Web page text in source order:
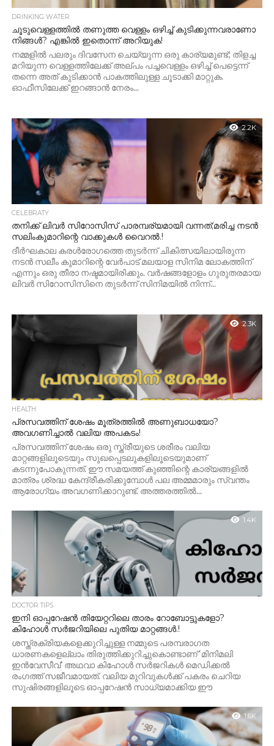
DRINKING WATER
ചൂടുവെള്ളത്തിൽ തണുത്ത വെള്ളം ഒഴിച്ച് കുടിക്കുന്നവരാണോ
നിങ്ങൾ? എങ്കിൽ ഇതൊന്ന് അറിയുക!
നമ്മളിൽ പലരും ദിവസേന ചെയ്യുന്ന ഒരു കാര്യമുണ്ട്; തിളച്ച
മറിയുന്ന വെള്ളത്തിലേക്ക് അല്പം പച്ചവെള്ളം ഒഴിച്ച് പെട്ടെന്ന്
തന്നെ അത് കുടിക്കാൻ പാകത്തിലുള്ള ചൂടാക്കി മാറ്റുക.
ഓഫീസിലേക്ക് ഇറങ്ങാൻ നേരം...
2.2K
CELEBRATY
തനിക്ക് ലിവര്‍ സിറോസിസ് പാരമ്പര്യമായി വന്നത്;മരിച്ച നടൻ
സലിംകുമാറിന്റെ വാക്കുകൾ വൈറൽ.!
ദീർഘകാല കരൾരോ​ഗത്തെ തുടർന്ന് ചികിത്സയിലായിരുന്ന
നടൻ സലീം കുമാറിന്റെ വേർപാട് മലയാള സിനിമ ലോകത്തിന്
എന്നും ഒരു തീരാ നഷ്ടമായിരിക്കും. വർഷങ്ങളോളം ​ഗുരുതരമായ
ലിവർ സിറോസിസിനെ തുടർന്ന് സിനിമയിൽ നിന്ന്...
2.3K
HEALTH
പ്രസവത്തിന് ശേഷം മൂത്രത്തിൽ അണുബാധയോ?
അവഗണിച്ചാൽ വലിയ അപകടം!
പ്രസവത്തിന് ശേഷം ഒരു സ്ത്രീയുടെ ശരീരം വലിയ
മാറ്റങ്ങളിലൂടെയും സുഖപ്പെടലുകളിലൂടെയുമാണ്
കടന്നുപോകുന്നത്. ഈ സമയത്ത് കുഞ്ഞിന്റെ കാര്യങ്ങളിൽ
മാത്രം ശ്രദ്ധ കേന്ദ്രീകരിക്കുമ്പോൾ പല അമ്മമാരും സ്വന്തം
ആരോഗ്യം അവഗണിക്കാറുണ്ട്. അത്തരത്തിൽ...
1.4K
DOCTOR TIPS
ഇനി ഓപ്പറേഷൻ തിയേറ്ററിലെ താരം റോബോട്ടുകളോ?
കിഹോൾ സർജറിയിലെ പുതിയ മാറ്റങ്ങൾ.!
ശസ്ത്രക്രിയകളെക്കുറിച്ചുള്ള നമ്മുടെ പരമ്പരാഗത
ധാരണകളെല്ലാം തിരുത്തിക്കുറിച്ചുകൊണ്ടാണ് ‘മിനിമലി
ഇൻവേസീവ്’ അഥവാ കിഹോൾ സർജറികൾ മെഡിക്കൽ
രംഗത്ത് സജീവമായത്. വലിയ മുറിവുകൾക്ക് പകരം ചെറിയ
സുഷിരങ്ങളിലൂടെ ഓപ്പറേഷൻ സാധ്യമാക്കിയ ഈ
1.6K